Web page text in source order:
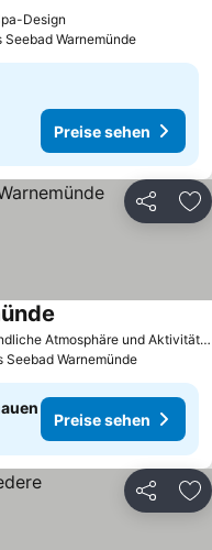
Design
Seebad Warnemünde
Preise sehen
Teilen
Familienfreundliche Atmosphäre und Aktivitäten
Seebad Warnemünde
Preise sehen
Teilen